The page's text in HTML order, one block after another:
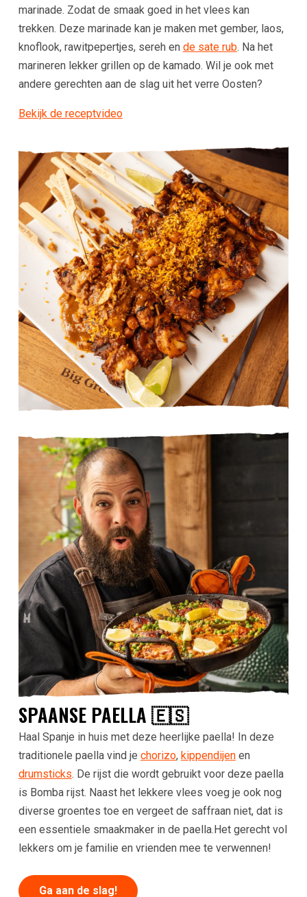
marinade. Zodat de smaak goed in het vlees kan
trekken. Deze marinade kan je maken met gember, laos,
knoflook, rawitpepertjes, sereh en de sate rub. Na het
marineren lekker grillen op de kamado. Wil je ook met
andere gerechten aan de slag uit het verre Oosten?
Bekijk de receptvideo
SPAANSE PAELLA 🇪🇸
Haal Spanje in huis met deze heerlijke paella! In deze
traditionele paella vind je chorizo, kippendijenen
drumsticks. De rijst die wordt gebruikt voor deze paella
is Bomba rijst. Naast het lekkere vlees voeg je ook nog
diverse groentes toe en vergeet de saffraan niet, dat is
een essentiele smaakmaker in de paella.Het gerecht vol
lekkers om je familie en vrienden mee te verwennen!
Ga aan de slag!